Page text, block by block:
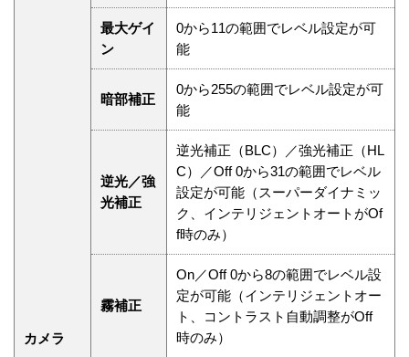
カメラ
最大ゲイ
ン
0から11の範囲でレベル設定が可
能
暗部補正
0から255の範囲でレベル設定が可
能
逆光／強
光補正
逆光補正（BLC）／強光補正（HL
C）／Off 0から31の範囲でレベル
設定が可能（スーパーダイナミッ
ク、インテリジェントオートがOf
f時のみ）
霧補正
On／Off 0から8の範囲でレベル設
定が可能（インテリジェントオー
ト、コントラスト自動調整がOff
時のみ）